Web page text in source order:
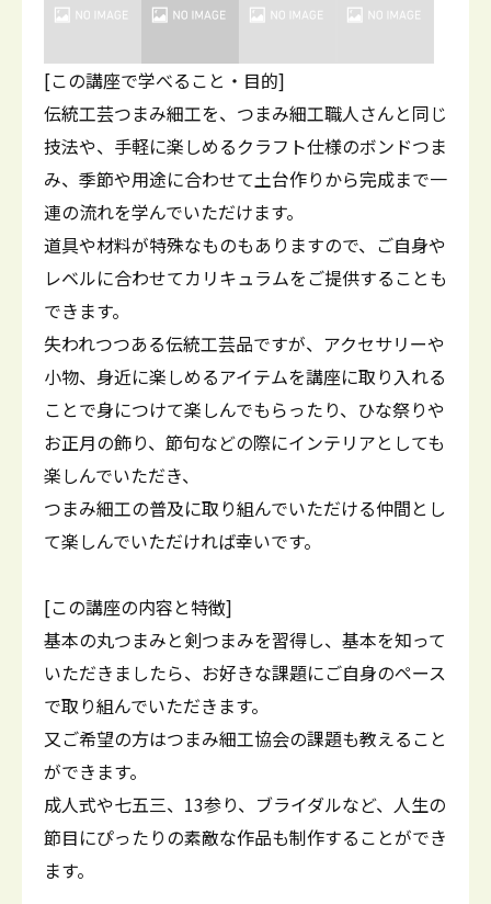
[この講座で学べること・目的]
伝統工芸つまみ細工を、つまみ細工職人さんと同じ
技法や、手軽に楽しめるクラフト仕様のボンドつま
み、季節や用途に合わせて土台作りから完成まで一
連の流れを学んでいただけます。
道具や材料が特殊なものもありますので、ご自身や
レベルに合わせてカリキュラムをご提供することも
できます。
失われつつある伝統工芸品ですが、アクセサリーや
小物、身近に楽しめるアイテムを講座に取り入れる
ことで身につけて楽しんでもらったり、ひな祭りや
お正月の飾り、節句などの際にインテリアとしても
楽しんでいただき、
つまみ細工の普及に取り組んでいただける仲間とし
て楽しんでいただければ幸いです。
[この講座の内容と特徴]
基本の丸つまみと剣つまみを習得し、基本を知って
いただきましたら、お好きな課題にご自身のペース
で取り組んでいただきます。
又ご希望の方はつまみ細工協会の課題も教えること
ができます。
成人式や七五三、13参り、ブライダルなど、人生の
節目にぴったりの素敵な作品も制作することができ
ます。